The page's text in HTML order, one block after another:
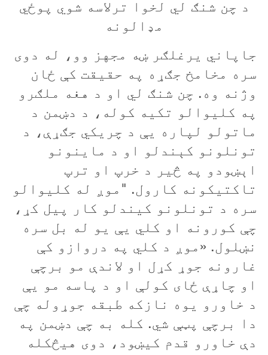
د چن شنګ لي لخوا ترلاسه شوي پوځي
مډالونه
جاپاني یرغلګر ښه مجهز وو، له دوی
سره مخامخ جګړه په حقیقت کې ځان
وژنه وه. چن شنګ لي او د هغه ملګرو
په کلیوالو تکیه کوله، د دښمن د
ماتولو لپاره یې د چریکي جګړې، د
تونلونو کېندلو او د ماینونو
اېښودو په څیر د خرپ او ترپ
تاکتیکونه کارول. "موږ له کلیوالو
سره د تونلونو کیندلو کار پيل کړ،
چې کورونه او کلي يې یو له بل سره
نښلول. «موږ د کلي په دروازو کې
غارونه جوړ کړل او لاندې مو برچې
او چاړې ځای کولې او د پاسه مو يې
د خاورو یوه نازکه طبقه جوړوله چې
دا برچې پټې شي. کله به چې دښمن په
دې خاورو قدم کیښود، دوی هیڅکله